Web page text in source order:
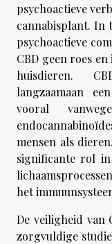
psychoactieve
cannabisplant. In
psychoactieve
CBD geen roes
huisdieren.
langzaamaan
vooral
mensen als
significante rol
het
De veiligheid van
zorgvuldige